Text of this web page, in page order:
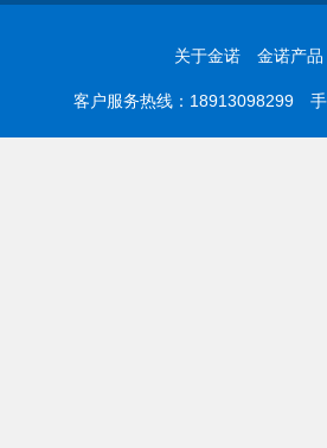
关于金诺 金诺产品
客户服务热线：18913098299